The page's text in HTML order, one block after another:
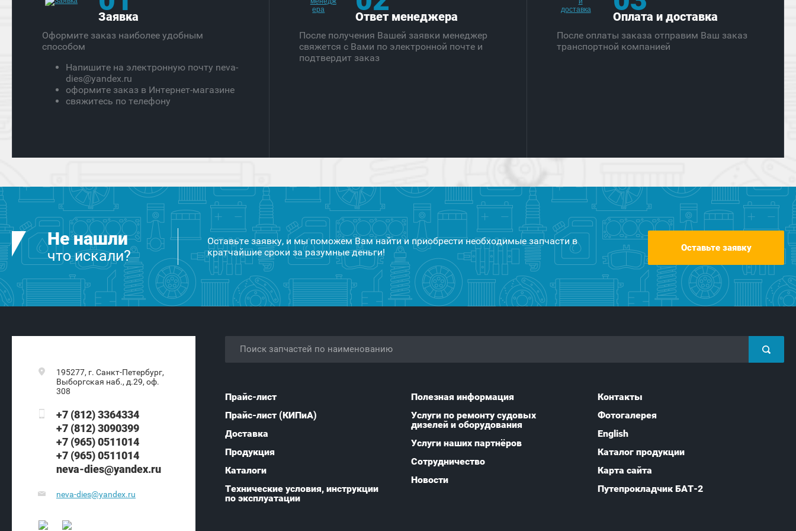
Заявка
Оформите заказ наиболее удобным
способом
Напишите на электронную почту neva-
dies@yandex.ru
оформите заказ в Интернет-магазине
свяжитесь по телефону
Ответ менеджера
После получения Вашей заявки менеджер
свяжется с Вами по электронной почте и
подтвердит заказ
Оплата и доставка
После оплаты заказа отправим Ваш заказ
транспортной компанией
Не нашли
что искали?
Оставьте заявку, и мы поможем Вам найти и приобрести необходимые запчасти в
кратчайшие сроки за разумные деньги!
Оставьте заявку
195277, г. Санкт-Петербург,
Выборгская наб., д.29, оф.
308
+7 (812) 3364334
+7 (812) 3090399
+7 (965) 0511014
+7 (965) 0511014
neva-dies@yandex.ru
neva-dies@yandex.ru
Прайс-лист
Прайс-лист (КИПиА)
Доставка
Продукция
Каталоги
Технические условия, инструкции
по эксплуатации
Полезная информация
Услуги по ремонту судовых
дизелей и оборудования
Услуги наших партнёров
Сотрудничество
Новости
Контакты
Фотогалерея
English
Каталог продукции
Карта сайта
Путепрокладчик БАТ-2